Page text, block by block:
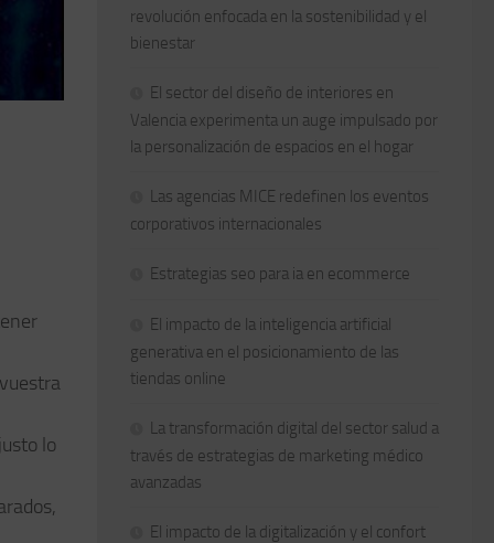
lo
revolución enfocada en la sostenibilidad y el
bienestar
El sector del diseño de interiores en
Valencia experimenta un auge impulsado por
la personalización de espacios en el hogar
Las agencias MICE redefinen los eventos
corporativos internacionales
Estrategias seo para ia en ecommerce
El impacto de la inteligencia artificial
generativa en el posicionamiento de las
tiendas online
La transformación digital del sector salud a
través de estrategias de marketing médico
avanzadas
El impacto de la digitalización y el confort